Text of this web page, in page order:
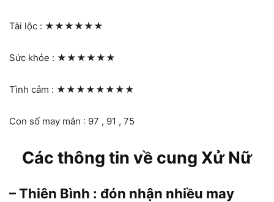
Tài lộc : ★★★★★★
Sức khỏe : ★★★★★★
Tình cảm : ★★★★★★★★
Con số may mắn : 97 , 91 , 75
Các thông tin về cung Xử Nữ
– Thiên Bình : đón nhận nhiều may